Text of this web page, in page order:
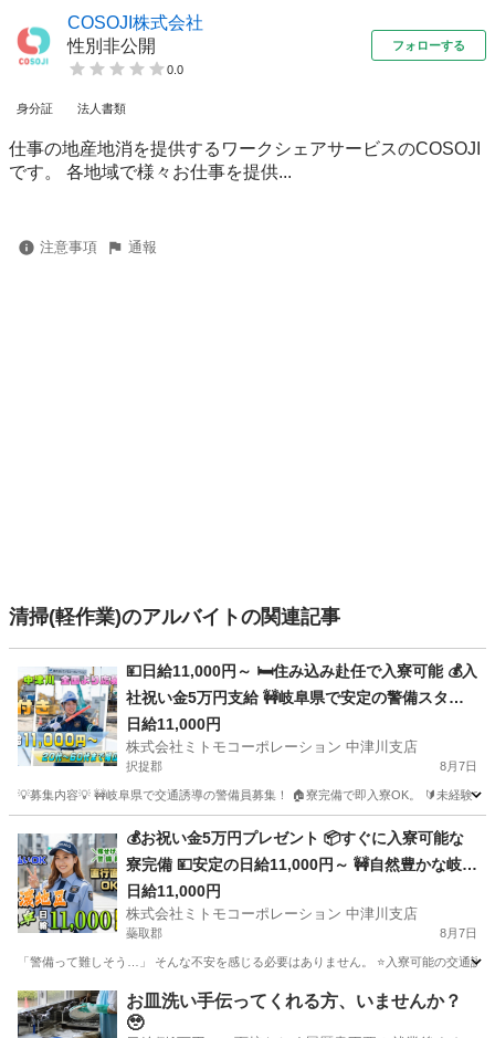
COSOJI株式会社
性別非公開
0.0
フォローする
身分証 法人書類
仕事の地産地消を提供するワークシェアサービスのCOSOJI
です。 各地域で様々お仕事を提供...
注意事項 通報
清掃(軽作業)のアルバイトの関連記事
💴日給11,000円～ 🛏️住み込み赴任で入寮可能 💰入
社祝い金5万円支給 🚧岐阜県で安定の警備スタッ
フ 🚅地方からの乗り込み費用補助 🔰未経験大歓迎
の充実研修 💻スマホで簡単Web面接 💸日払い対応
で急な出費も安心
日給11,000円
株式会社ミトモコーポレーション 中津川支店
択捉郡 8月7日
💡募集内容💡 🚧岐阜県で交通誘導の警備員募集！ 🏠寮完備で即入寮OK。 🔰未経験
警備員 給料
💰お祝い金5万円プレゼント 📦すぐに入寮可能な
寮完備 💴安定の日給11,000円～ 🚧自然豊かな岐阜
で交通誘導 🚗赴任交通費補助で遠方も安心 🔰未経
験でも安心の教育体制 💻自宅から便利なWeb面接
👫カップルや夫婦での赴任歓迎
日給11,000円
株式会社ミトモコーポレーション 中津川支店
蘂取郡 8月7日
「警備って難しそう…」 そんな不安を感じる必要はありません。 ⭐入寮可能の交通誘
北海道 蘂取郡 警備員 給料
お皿洗い手伝ってくれる方、いませんか？
🥹